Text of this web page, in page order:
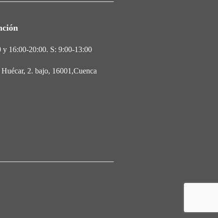
16:00-20:00. S: 9:00-13:00
2. bajo, 16001,Cuenca